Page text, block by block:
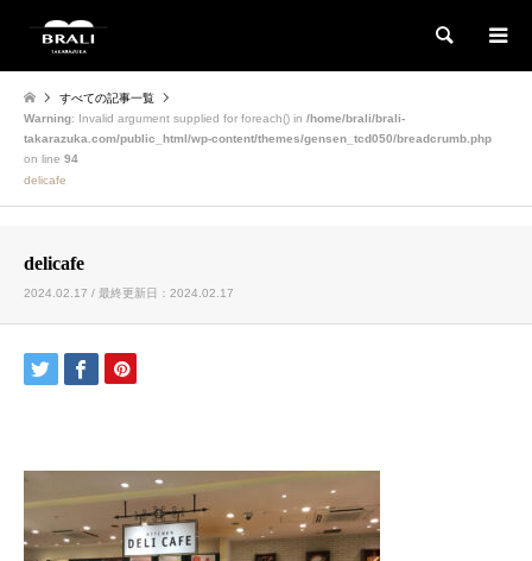
検索
すべての記事一覧
Warning: Invalid argument supplied for foreach() in /home/brali/brali-
takarazuka.com/public_html/wp-content/themes/gensen_tcd050/breadcrumb.php
on line 94
delicafe
delicafe
2024.02.17 / 最終更新日：2024.02.17